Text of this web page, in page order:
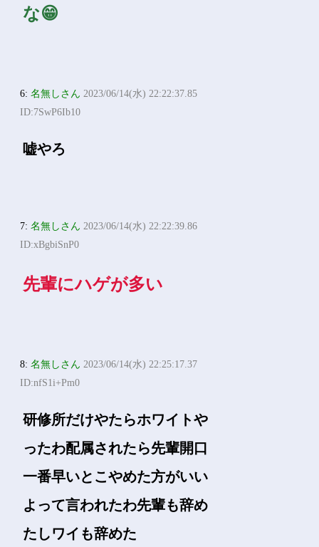
な😁
6:名無しさん 2023/06/14(水) 22:22:37.85
ID:7SwP6Ib10
嘘やろ
7:名無しさん 2023/06/14(水) 22:22:39.86
ID:xBgbiSnP0
先輩にハゲが多い
8:名無しさん 2023/06/14(水) 22:25:17.37
ID:nfS1i+Pm0
研修所だけやたらホワイトや
ったわ配属されたら先輩開口
一番早いとこやめた方がいい
よって言われたわ先輩も辞め
たしワイも辞めた